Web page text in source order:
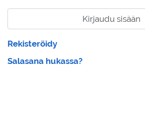
Kirjaudu sisään
Rekisteröidy
Salasana hukassa?